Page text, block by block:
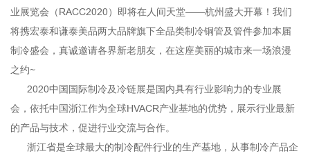
业展览会（RACC2020）即将在人间天堂——杭州盛大开幕！我们
将携宏泰和谦泰美品两大品牌旗下全品类制冷铜管及管件参加本届
制冷盛会，真诚邀请各界新老朋友，在这座美丽的城市来一场浪漫
之约~
2020中国国际制冷及冷链展是国内具有行业影响力的专业展
会，依托中国浙江作为全球HVACR产业基地的优势，展示行业最新
的产品与技术，促进行业交流与合作。
浙江省是全球最大的制冷配件行业的生产基地，从事制冷产品企